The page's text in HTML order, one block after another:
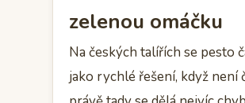
zelenou omáčku
Na českých talířích se pesto
jako rychlé řešení, když není